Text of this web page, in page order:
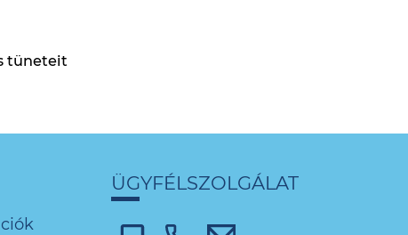
tüneteit
ÜGYFÉLSZOLGÁLAT